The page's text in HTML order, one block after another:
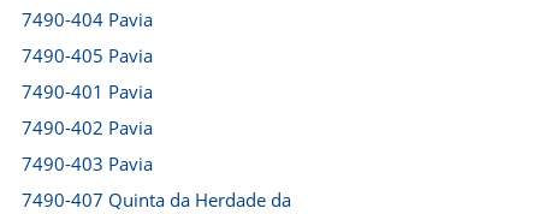
7490-404 Pavia
7490-405 Pavia
7490-401 Pavia
7490-402 Pavia
7490-403 Pavia
7490-407 Quinta da Herdade da